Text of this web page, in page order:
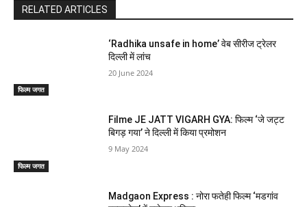
RELATED ARTICLES
फिल्म जगत
‘Radhika unsafe in home’ वेब सीरीज ट्रेलर
दिल्ली में लांच
20 June 2024
फिल्म जगत
Filme JE JATT VIGARH GYA: फिल्म ‘जे जट्ट
बिगड़ गया’ ने दिल्ली में किया प्रमोशन
9 May 2024
Madgaon Express : नोरा फतेही फिल्म ‘मडगांव